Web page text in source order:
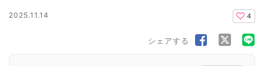
2025.11.14 4
シェアする